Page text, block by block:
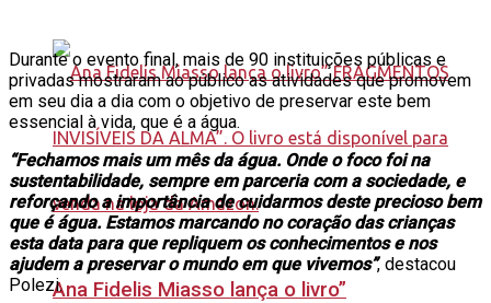
Ana Fidelis Miasso lança o livro”
Durante o evento final, mais de 90 instituições públicas e
privadas mostraram ao público as atividades que promovem
em seu dia a dia com o objetivo de preservar este bem
essencial à vida, que é a água.
“Fechamos mais um mês da água. Onde o foco foi na
sustentabilidade, sempre em parceria com a sociedade, e
reforçando a importância de cuidarmos deste precioso bem
que é água. Estamos marcando no coração das crianças
esta data para que repliquem os conhecimentos e nos
ajudem a preservar o mundo em que vivemos”, destacou
Polezi.